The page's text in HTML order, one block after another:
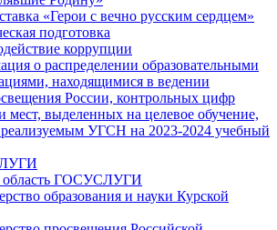
«Герои с вечно русским сердцем»
подготовка
коррупции
о распределении образовательными
находящимися в ведении
России, контрольных цифр
мест, выделенных на целевое обучение,
УГСН на 2023-2024 учебный
область ГОСУСЛУГИ
образования и науки Курской